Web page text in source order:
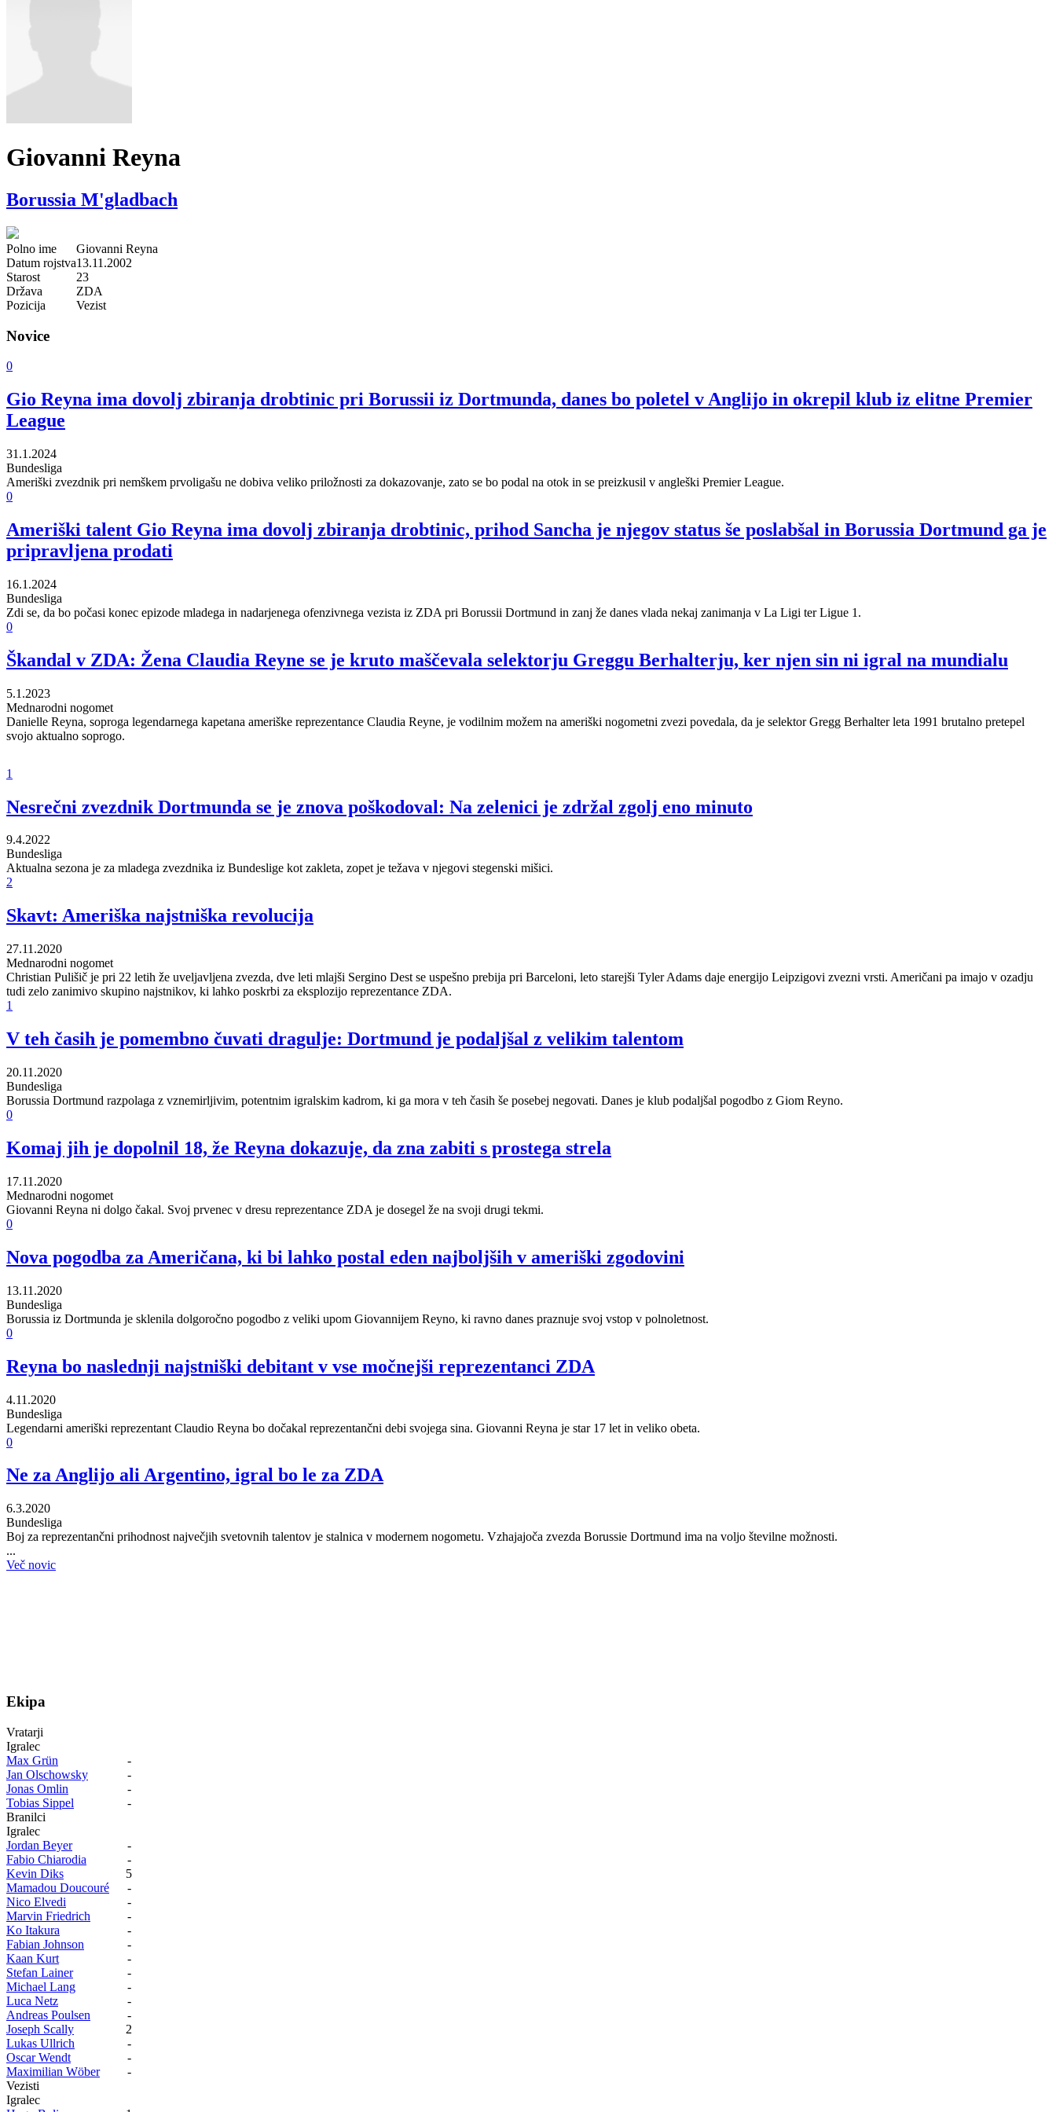
Giovanni Reyna
Borussia M'gladbach
Polno ime
Giovanni Reyna
Datum rojstva13.11.2002
Starost
23
Država
ZDA
Pozicija
Vezist
Novice
0
Gio Reyna ima dovolj zbiranja drobtinic pri Borussii iz Dortmunda, danes bo poletel v Anglijo in okrepil klub iz elitne Premier
League
31.1.2024
Bundesliga
Ameriški zvezdnik pri nemškem prvoligašu ne dobiva veliko priložnosti za dokazovanje, zato se bo podal na otok in se preizkusil v angleški Premier League.
0
Ameriški talent Gio Reyna ima dovolj zbiranja drobtinic, prihod Sancha je njegov status še poslabšal in Borussia Dortmund ga je
pripravljena prodati
16.1.2024
Bundesliga
Zdi se, da bo počasi konec epizode mladega in nadarjenega ofenzivnega vezista iz ZDA pri Borussii Dortmund in zanj že danes vlada nekaj zanimanja v La Ligi ter Ligue 1.
0
Škandal v ZDA: Žena Claudia Reyne se je kruto maščevala selektorju Greggu Berhalterju, ker njen sin ni igral na mundialu
5.1.2023
Mednarodni nogomet
Danielle Reyna, soproga legendarnega kapetana ameriške reprezentance Claudia Reyne, je vodilnim možem na ameriški nogometni zvezi povedala, da je selektor Gregg Berhalter leta 1991 brutalno pretepel
svojo aktualno soprogo.
1
Nesrečni zvezdnik Dortmunda se je znova poškodoval: Na zelenici je zdržal zgolj eno minuto
9.4.2022
Bundesliga
Aktualna sezona je za mladega zvezdnika iz Bundeslige kot zakleta, zopet je težava v njegovi stegenski mišici.
2
Skavt: Ameriška najstniška revolucija
27.11.2020
Mednarodni nogomet
Christian Pulišič je pri 22 letih že uveljavljena zvezda, dve leti mlajši Sergino Dest se uspešno prebija pri Barceloni, leto starejši Tyler Adams daje energijo Leipzigovi zvezni vrsti. Američani pa imajo v ozadju
tudi zelo zanimivo skupino najstnikov, ki lahko poskrbi za eksplozijo reprezentance ZDA.
1
V teh časih je pomembno čuvati dragulje: Dortmund je podaljšal z velikim talentom
20.11.2020
Bundesliga
Borussia Dortmund razpolaga z vznemirljivim, potentnim igralskim kadrom, ki ga mora v teh časih še posebej negovati. Danes je klub podaljšal pogodbo z Giom Reyno.
0
Komaj jih je dopolnil 18, že Reyna dokazuje, da zna zabiti s prostega strela
17.11.2020
Mednarodni nogomet
Giovanni Reyna ni dolgo čakal. Svoj prvenec v dresu reprezentance ZDA je dosegel že na svoji drugi tekmi.
0
Nova pogodba za Američana, ki bi lahko postal eden najboljših v ameriški zgodovini
13.11.2020
Bundesliga
Borussia iz Dortmunda je sklenila dolgoročno pogodbo z veliki upom Giovannijem Reyno, ki ravno danes praznuje svoj vstop v polnoletnost.
0
Reyna bo naslednji najstniški debitant v vse močnejši reprezentanci ZDA
4.11.2020
Bundesliga
Legendarni ameriški reprezentant Claudio Reyna bo dočakal reprezentančni debi svojega sina. Giovanni Reyna je star 17 let in veliko obeta.
0
Ne za Anglijo ali Argentino, igral bo le za ZDA
6.3.2020
Bundesliga
Boj za reprezentančni prihodnost največjih svetovnih talentov je stalnica v modernem nogometu. Vzhajajoča zvezda Borussie Dortmund ima na voljo številne možnosti.
...
Več novic
Ekipa
Vratarji
Igralec
Max Grün
-
Jan Olschowsky
-
Jonas Omlin
-
Tobias Sippel
-
Branilci
Igralec
Jordan Beyer
-
Fabio Chiarodia
-
Kevin Diks
5
Mamadou Doucouré
-
Nico Elvedi
-
Marvin Friedrich
-
Ko Itakura
-
Fabian Johnson
-
Kaan Kurt
-
Stefan Lainer
-
Michael Lang
-
Luca Netz
-
Andreas Poulsen
-
Joseph Scally
2
Lukas Ullrich
-
Oscar Wendt
-
Maximilian Wöber
-
Vezisti
Igralec